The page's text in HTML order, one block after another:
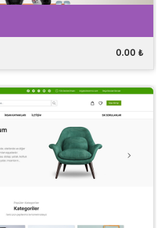
0.00 ₺